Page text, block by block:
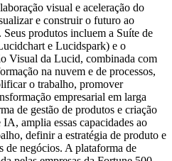
visual e aceleração do
e construir o futuro ao
produtos incluem a Suíte de
e Lucidspark) e o
Visual da Lucid, combinada com
na nuvem e de processos,
o trabalho, promover
empresarial em larga
de gestão de produtos e criação
amplia essas capacidades ao
definir a estratégia de produto e
de negócios. A plataforma de